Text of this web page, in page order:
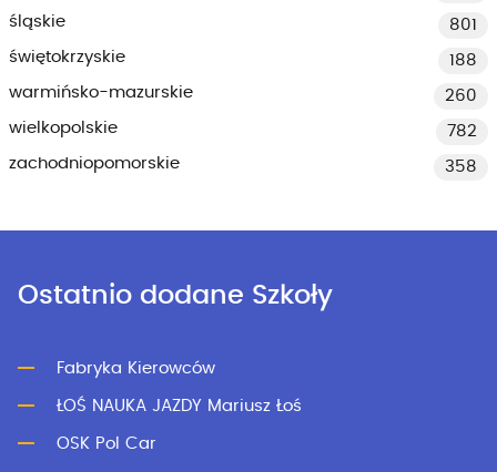
śląskie
801
świętokrzyskie
188
warmińsko-mazurskie
260
wielkopolskie
782
zachodniopomorskie
358
Ostatnio dodane Szkoły
Fabryka Kierowców
ŁOŚ NAUKA JAZDY Mariusz Łoś
OSK Pol Car